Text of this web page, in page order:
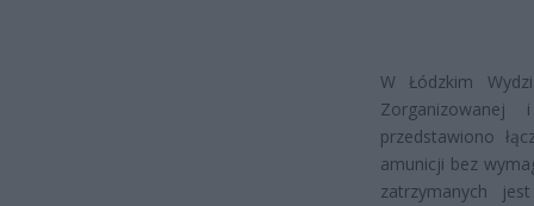
W Łódzkim
przedstawiono
amunicji bez
zatrzymanych